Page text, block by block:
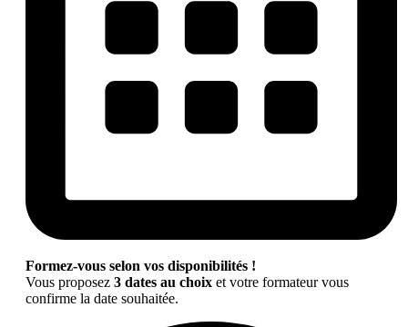
Formez-vous selon vos disponibilités !
Vous proposez 3 dates au choix et votre formateur vous
confirme la date souhaitée.